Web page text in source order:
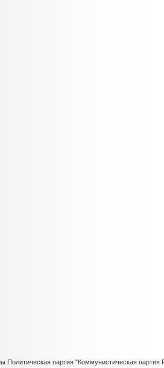
Политическая партия "Коммунистическая партия